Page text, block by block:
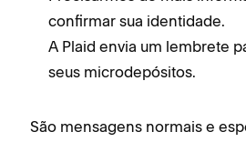
confirmar sua identidade.
A Plaid envia um lembrete
seus microdepósitos.
São mensagens normais e